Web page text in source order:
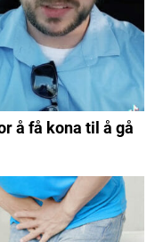
å få kona til å gå